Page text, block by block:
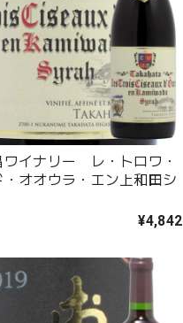
イナリー レ・トロワ・
・オオウラ・エン上和田シ
¥4,842